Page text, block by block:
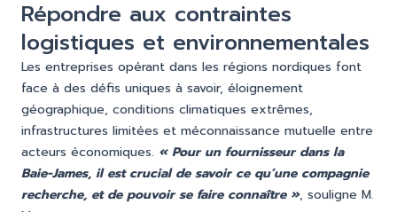
Répondre aux contraintes
logistiques et environnementales
Les entreprises opérant dans les régions nordiques font
face à des défis uniques à savoir, éloignement
géographique, conditions climatiques extrêmes,
infrastructures limitées et méconnaissance mutuelle entre
acteurs économiques. « Pour un fournisseur dans la
Baie-James, il est crucial de savoir ce qu’une compagnie
recherche, et de pouvoir se faire connaître », souligne M.